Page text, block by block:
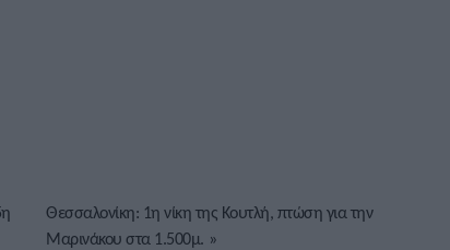
Θεσσαλονίκη: 1η νίκη της Κουτλή, πτώση για την
Μαρινάκου στα 1.500μ. »